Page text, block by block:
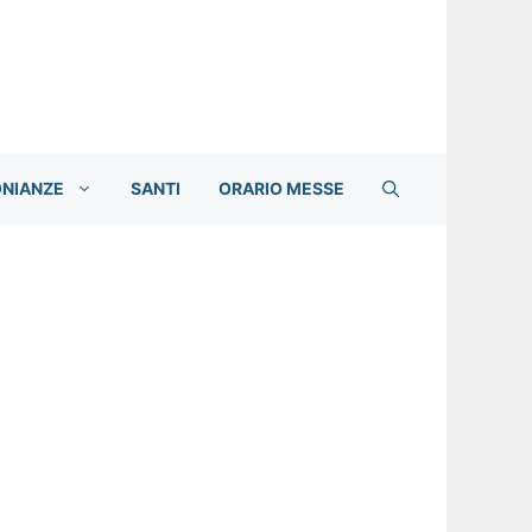
SANTI ORARIO MESSE